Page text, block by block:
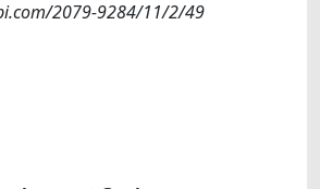
2079-9284/11/2/49